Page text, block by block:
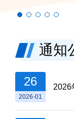
通知
26
2026-01
2026